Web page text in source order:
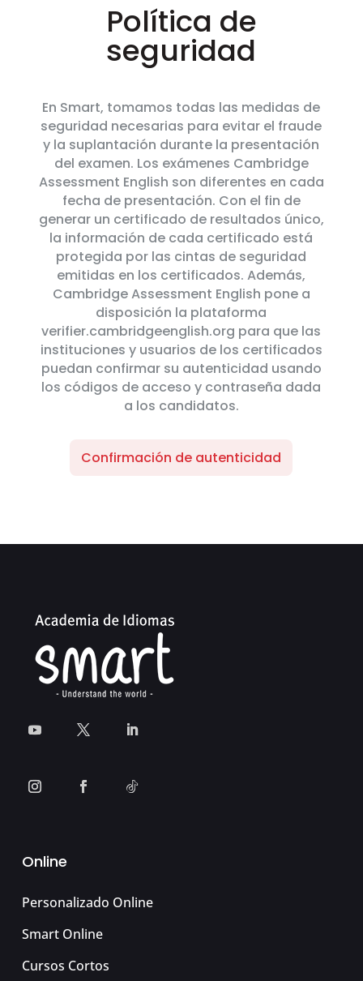
Política de
seguridad
En Smart, tomamos todas las medidas de
seguridad necesarias para evitar el fraude
y la suplantación durante la presentación
del examen. Los exámenes Cambridge
Assessment English son diferentes en cada
fecha de presentación. Con el fin de
generar un certificado de resultados único,
la información de cada certificado está
protegida por las cintas de seguridad
emitidas en los certificados. Además,
Cambridge Assessment English pone a
disposición la plataforma
verifier.cambridgeenglish.org para que las
instituciones y usuarios de los certificados
puedan confirmar su autenticidad usando
los códigos de acceso y contraseña dada
a los candidatos.
Confirmación de autenticidad
Online
Personalizado Online
Smart Online
Cursos Cortos